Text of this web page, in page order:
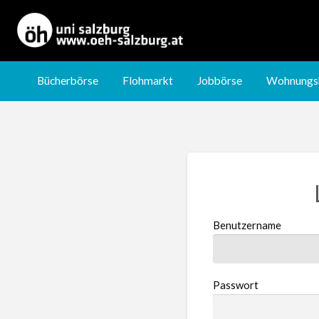
Jobbörse Wohnungsbörse Nachhilfebörse
Bücherbörse Flohmarkt Jobbörse
Benutzername
Passwort